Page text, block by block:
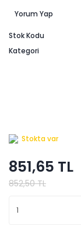
Yorum Yap
Stok Kodu
Kategori
Stokta var
851,65 TL
852,50 TL